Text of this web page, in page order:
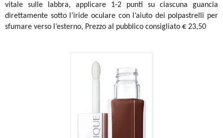
vitale sulle labbra, applicare 1-2 punti su ciascuna guancia
direttamente sotto l’iride oculare con l’aiuto dei polpastrelli per
sfumare verso l’esterno, Prezzo al pubblico consigliato € 23,50